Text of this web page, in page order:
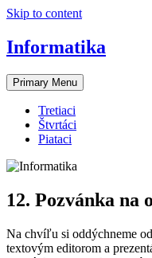
Skip to content
Informatika
Primary Menu
Tretiaci
Štvrtáci
Piataci
12. Pozvánka na
Na chvíľu si oddýchneme
textovým editorom a